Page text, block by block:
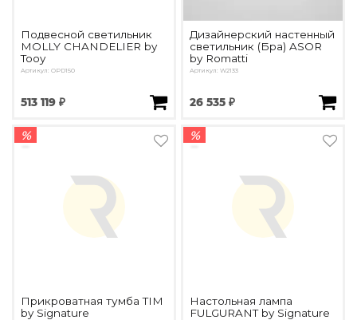
Подвесной светильник
MOLLY CHANDELIER by
Tooy
Артикул: OPD150
513 119 ₽
Дизайнерский настенный
светильник (Бра) ASOR
by Romatti
Артикул: W2133
26 535 ₽
%
Прикроватная тумба TIM
by Signature
%
Настольная лампа
FULGURANT by Signature